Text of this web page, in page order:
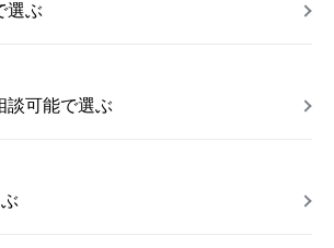
選ぶ
談可能で選ぶ